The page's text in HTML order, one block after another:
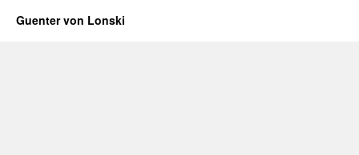
Guenter von Lonski